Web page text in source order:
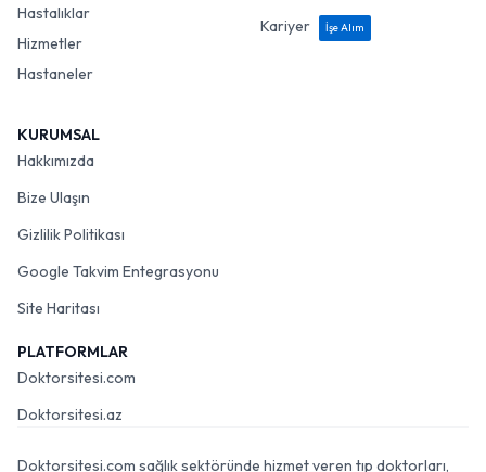
Hastalıklar
Hizmetler
Hastaneler
Kariyer
İşe Alım
KURUMSAL
Hakkımızda
Bize Ulaşın
Gizlilik Politikası
Google Takvim Entegrasyonu
Site Haritası
PLATFORMLAR
Doktorsitesi.com
Doktorsitesi.az
Doktorsitesi.com sağlık sektöründe hizmet veren tıp doktorları,